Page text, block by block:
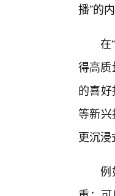
播”的
在
得高
的喜
等新兴
更沉
例